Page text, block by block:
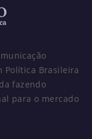
Política Brasileira
fazendo
para o mercado